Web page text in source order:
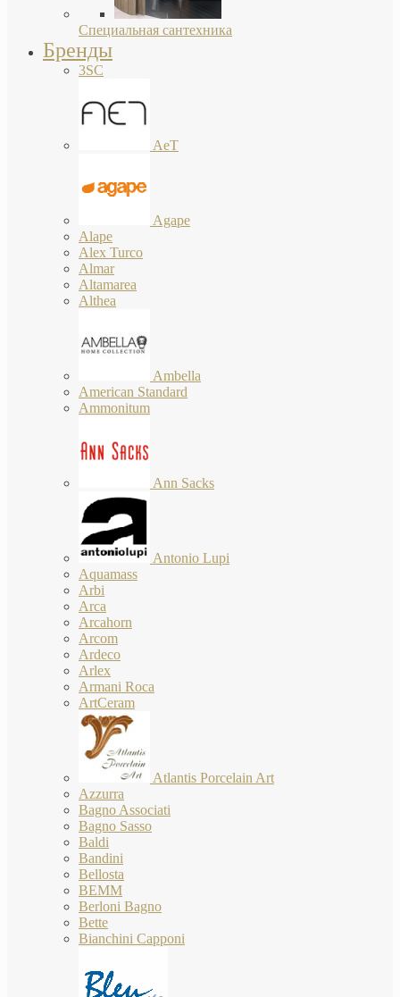
Специальная сантехника
Бренды
3SC
AeT
Agape
Alape
Alex Turco
Almar
Altamarea
Althea
Ambella
American Standard
Ammonitum
Ann Sacks
Antonio Lupi
Aquamass
Arbi
Arca
Arcahorn
Arcom
Ardeco
Arlex
Armani Roca
ArtCeram
Atlantis Porcelain Art
Azzurra
Bagno Associati
Bagno Sasso
Baldi
Bandini
Bellosta
BEMM
Berloni Bagno
Bette
Bianchini Capponi